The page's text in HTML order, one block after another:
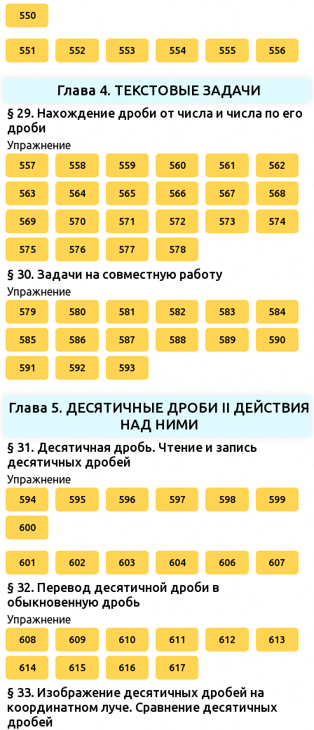
550
551 552 553 554 555 556
Глава 4. ТЕКСТОВЫЕ ЗАДАЧИ
§ 29. Нахождение дроби от числа и числа по его
дроби
Упражнение
557 558 559 560 561 562
563 564 565 566 567 568
569 570 571 572 573 574
575 576 577 578
§ 30. Задачи на совместную работу
Упражнение
579 580 581 582 583 584
585 586 587 588 589 590
591 592 593
Глава 5. ДЕСЯТИЧНЫЕ ДРОБИ II ДЕЙСТВИЯ
НАД НИМИ
§ 31. Десятичная дробь. Чтение и запись
десятичных дробей
Упражнение
594 595 596 597 598 599
600
601 602 603 604 606 607
§ 32. Перевод десятичной дроби в
обыкновенную дробь
Упражнение
608 609 610 611 612 613
614 615 616 617
§ 33. Изображение десятичных дробей на
координатном луче. Сравнение десятичных
дробей